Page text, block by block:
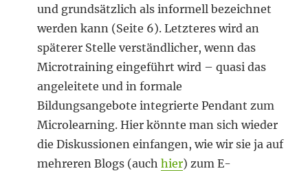
und grundsätzlich als informell bezeichnet
werden kann (Seite 6). Letzteres wird an
späterer Stelle verständlicher, wenn das
Microtraining eingeführt wird – quasi das
angeleitete und in formale
Bildungsangebote integrierte Pendant zum
Microlearning. Hier könnte man sich wieder
die Diskussionen einfangen, wie wir sie ja auf
mehreren Blogs (auchhier) zum E-